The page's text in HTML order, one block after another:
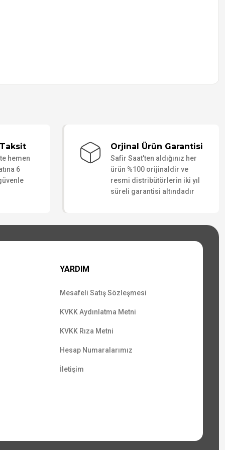
hemen
6
Orjinal Ürün Garantisi
Safir Saat'ten aldığınız her
ürün %100 orijinaldir ve
resmi distribütörlerin iki yıl
süreli garantisi altındadır
YARDIM
Mesafeli Satış Sözleşmesi
KVKK Aydınlatma Metni
KVKK Rıza Metni
Hesap Numaralarımız
İletişim